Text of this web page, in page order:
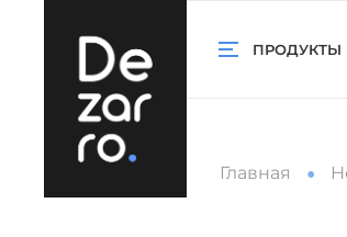
ПРОДУКТЫ
Главная